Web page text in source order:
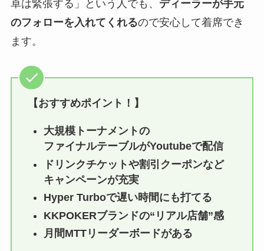
卓は緊張する」という人でも、 ディーラーが手元
のフォローを入れてくれるので安心して着席でき
ます。
【おすすめポイント！】
大規模トーナメントの
ファイナルテーブルがYoutubeで配信
ドリンクチケットや割引クーポンなど
キャンペーンが充実
Hyper Turboで遅い時間にも打てる
KKPOKERブランドの“リアル店舗”感
月間MTTリーダーボードがある